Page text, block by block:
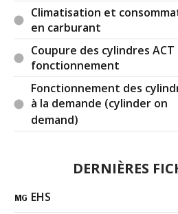
Climatisation et
en carburant
Coupure des cylindres ACT
fonctionnement
Fonctionnement des
à la demande (cylinder on
demand)
DERNIÈRES
EHS